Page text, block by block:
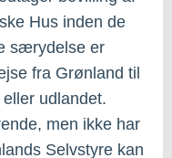
Hus inden de
særydelse er
fra Grønland til
udlandet.
men ikke har
Selvstyre kan